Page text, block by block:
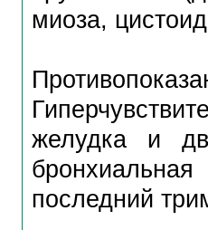
миоза,
желудка и
последний